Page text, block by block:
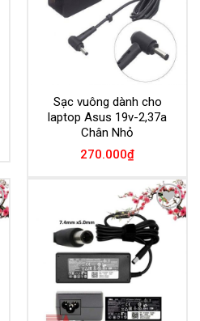
Sạc vuông dành cho
laptop Asus 19v-2,37a
Chân Nhỏ
270.000₫
Add to
Wishlist